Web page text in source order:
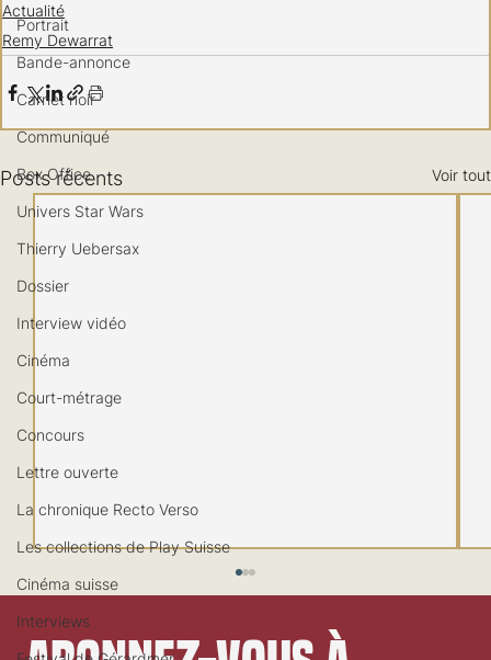
Portrait
Bande-annonce
Carnet noir
Communiqué
Box Office
Univers Star Wars
Thierry Uebersax
Dossier
Interview vidéo
Cinéma
Court-métrage
Concours
Lettre ouverte
La chronique Recto Verso
Les collections de Play Suisse
Cinéma suisse
Interviews
Actualité
Remy Dewarrat
Posts récents Voir tout